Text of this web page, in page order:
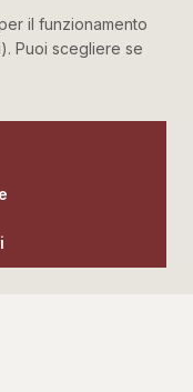
il funzionamento
Puoi scegliere se